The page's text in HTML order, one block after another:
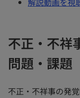
不正・不祥
問題・課題
不正・不祥事の発